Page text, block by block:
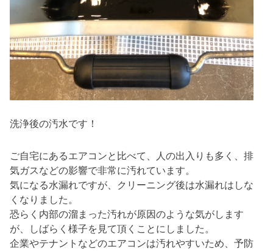
洗浄後の汚水です！
ご自宅にあるエアコンと比べて、人の出入りも多く、排
気ガスなどの影響で非常に汚れています。
気になる水漏れですが、クリーニング後は水漏れはしな
くなりました。
恐らく内部の溜まった汚れが原因のような気がします
が、しばらく様子を見て頂くことにしました。
企業やテナントなどのエアコンは汚れやすいため、予防